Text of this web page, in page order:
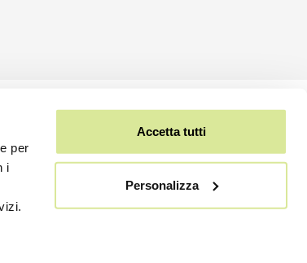
per
i
Accetta tutti
Personalizza
Policy